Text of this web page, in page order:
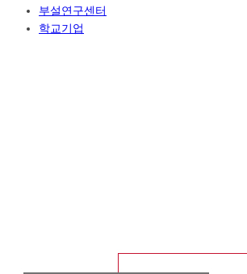
부설연구센터
학교기업